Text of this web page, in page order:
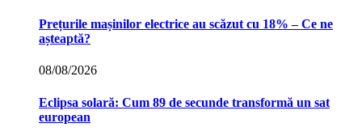
Prețurile mașinilor electrice au scăzut cu 18% – Ce ne
așteaptă?
08/08/2026
Eclipsa solară: Cum 89 de secunde transformă un sat
european